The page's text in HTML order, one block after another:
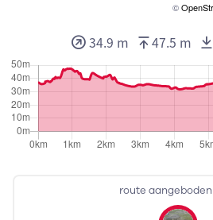
©
route
34.9 m 47.5 m